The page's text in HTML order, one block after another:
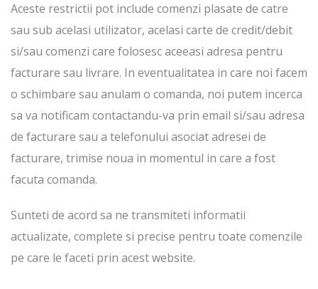
Aceste restrictii pot include comenzi plasate de catre
sau sub acelasi utilizator, acelasi carte de credit/debit
si/sau comenzi care folosesc aceeasi adresa pentru
facturare sau livrare. In eventualitatea in care noi facem
o schimbare sau anulam o comanda, noi putem incerca
sa va notificam contactandu-va prin email si/sau adresa
de facturare sau a telefonului asociat adresei de
facturare, trimise noua in momentul in care a fost
facuta comanda.
Sunteti de acord sa ne transmiteti informatii
actualizate, complete si precise pentru toate comenzile
pe care le faceti prin acest website.